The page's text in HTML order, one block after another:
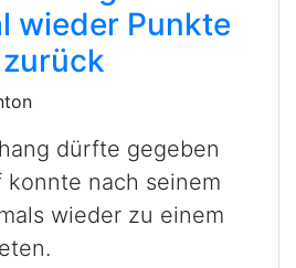
wieder Punkte
dürfte gegeben
konnte nach seinem
wieder zu einem